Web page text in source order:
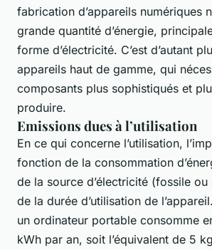
fabrication d’appareils numériques
grande quantité d’énergie,
forme d’électricité. C’est d’autant
appareils haut de gamme, qui
composants plus sophistiqués et
produire.
Emissions dues à l’utilisation
En ce qui concerne l’utilisation,
fonction de la consommation
de la source d’électricité (fossile
de la durée d’utilisation de
un ordinateur portable consomme
kWh par an, soit l’équivalent de 5